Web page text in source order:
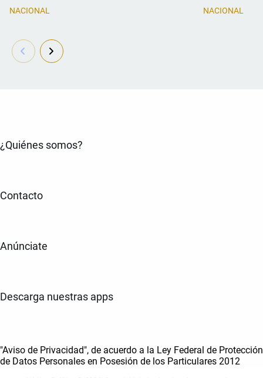
NACIONAL NACIONAL
¿Quiénes somos?
Contacto
Anúnciate
Descarga nuestras apps
"Aviso de Privacidad", de acuerdo a la Ley Federal de Protección
de Datos Personales en Posesión de los Particulares 2012